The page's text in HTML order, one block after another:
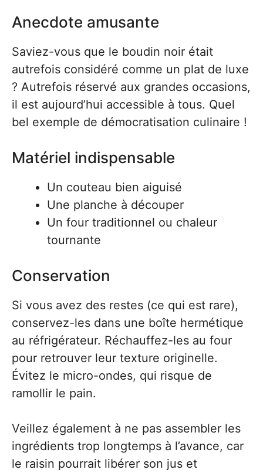
Anecdote amusante
Saviez-vous que le boudin noir était
autrefois considéré comme un plat de luxe
? Autrefois réservé aux grandes occasions,
il est aujourd’hui accessible à tous. Quel
bel exemple de démocratisation culinaire !
Matériel indispensable
Un couteau bien aiguisé
Une planche à découper
Un four traditionnel ou chaleur
tournante
Conservation
Si vous avez des restes (ce qui est rare),
conservez-les dans une boîte hermétique
au réfrigérateur. Réchauffez-les au four
pour retrouver leur texture originelle.
Évitez le micro-ondes, qui risque de
ramollir le pain.
Veillez également à ne pas assembler les
ingrédients trop longtemps à l’avance, car
le raisin pourrait libérer son jus et